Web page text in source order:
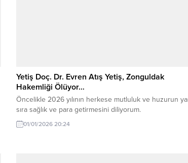
Yetiş Doç. Dr. Evren Atış Yetiş, Zonguldak
Hakemliği Ölüyor…
Öncelikle 2026 yılının herkese mutluluk ve huzurun
sıra sağlık ve para getirmesini diliyorum.
01/01/2026 20:24